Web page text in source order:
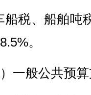
、船舶吨税
。
般公共预算